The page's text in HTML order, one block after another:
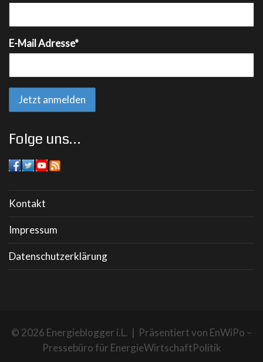
E-Mail Adresse*
Folge uns…
Kontakt
Impressum
Datenschutzerklärung
© 2026 Energieblogger i.L. | Präsentiert von EnWiPo –
Pressebüro für EnergieWirtschaftPolitik